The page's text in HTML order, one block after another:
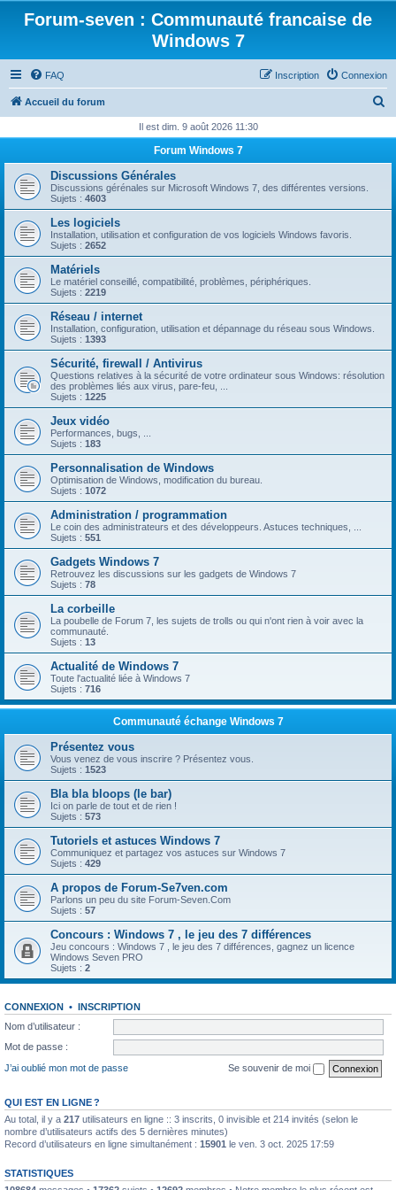
Forum-seven : Communauté francaise de
Windows 7
FAQ Connexion
Inscription
Accueil du forum
h
r
Il est dim. 9 août 2026 11:30
Forum Windows 7
Discussions Générales
Discussions gérénales sur Microsoft Windows 7, des différentes versions.
Sujets : 4603
Les logiciels
Installation, utilisation et configuration de vos logiciels Windows favoris.
Sujets : 2652
Matériels
Le matériel conseillé, compatibilité, problèmes, périphériques.
Sujets : 2219
Réseau / internet
Installation, configuration, utilisation et dépannage du réseau sous Windows.
Sujets : 1393
Sécurité, firewall / Antivirus
Questions relatives à la sécurité de votre ordinateur sous Windows: résolution
des problèmes liés aux virus, pare-feu, ...
Sujets : 1225
Jeux vidéo
Performances, bugs, ...
Sujets : 183
Personnalisation de Windows
Optimisation de Windows, modification du bureau.
Sujets : 1072
Administration / programmation
Le coin des administrateurs et des développeurs. Astuces techniques, ...
Sujets : 551
Gadgets Windows 7
Retrouvez les discussions sur les gadgets de Windows 7
Sujets : 78
La corbeille
La poubelle de Forum 7, les sujets de trolls ou qui n'ont rien à voir avec la
communauté.
Sujets : 13
Actualité de Windows 7
Toute l'actualité liée à Windows 7
Sujets : 716
Communauté échange Windows 7
Présentez vous
Vous venez de vous inscrire ? Présentez vous.
Sujets : 1523
Bla bla bloops (le bar)
Ici on parle de tout et de rien !
Sujets : 573
Tutoriels et astuces Windows 7
Communiquez et partagez vos astuces sur Windows 7
Sujets : 429
A propos de Forum-Se7ven.com
Parlons un peu du site Forum-Seven.Com
Sujets : 57
Concours : Windows 7 , le jeu des 7 différences
Jeu concours : Windows 7 , le jeu des 7 différences, gagnez un licence
Windows Seven PRO
Sujets : 2
CONNEXION • INSCRIPTION
Nom d’utilisateur :
Mot de passe :
J’ai oublié mon mot de passe
Se souvenir de moi
QUI EST EN LIGNE ?
Au total, il y a 217 utilisateurs en ligne :: 3 inscrits, 0 invisible et 214 invités (selon le
nombre d’utilisateurs actifs des 5 dernières minutes)
Record d’utilisateurs en ligne simultanément : 15901 le ven. 3 oct. 2025 17:59
STATISTIQUES